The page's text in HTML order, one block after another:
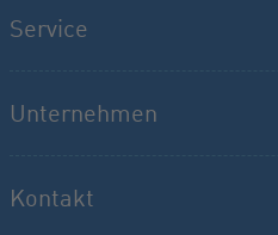
Service
Unternehmen
Kontakt